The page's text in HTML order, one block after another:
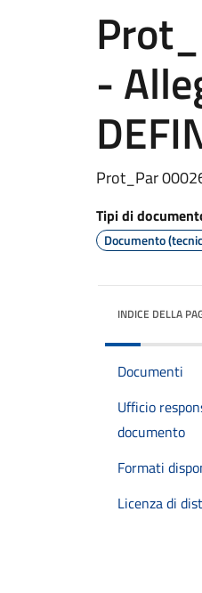
-
Prot_Par
Tipi di
Documento
INDICE DELLA
Documenti
Ufficio
documento
Formati
Licenza di